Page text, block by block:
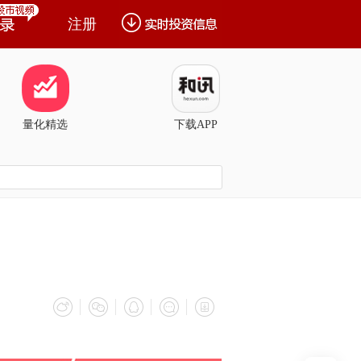
注册
量化精选 下载APP